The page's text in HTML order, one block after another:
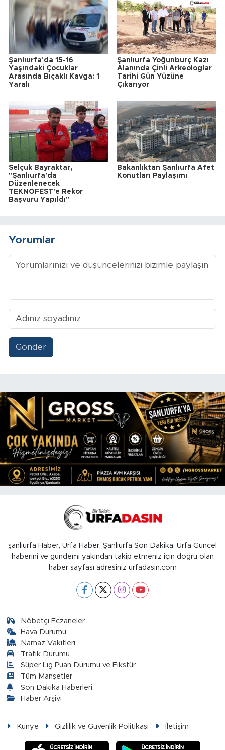
Şanlıurfa'da 15-16
Yaşındaki Çocuklar
Arasında Bıçaklı Kavga: 1
Yaralı
Şanlıurfa Yoğunburç Kazı
Alanında Çinli Arkeologlar
Tarihi Gün Yüzüne
Çıkarıyor
Selçuk Bayraktar,
"Şanlıurfa'da
Düzenlenecek
TEKNOFEST'e Rekor
Başvuru Yapıldı"
Bakanlıktan Şanlıurfa Afet
Konutları Paylaşımı
Yorumlar
Gönder
şanlıurfa Haber, Urfa Haber, Şanlıurfa Son Dakika, Urfa Güncel
haberini ve gündemi yakından takip etmeniz için doğru olan
haber sayfası adresiniz urfadasin.com
Nöbetçi Eczaneler
Hava Durumu
Namaz Vakitleri
Trafik Durumu
Süper Lig Puan Durumu ve Fikstür
Tüm Manşetler
Son Dakika Haberleri
Haber Arşivi
Künye Gizlilik ve Güvenlik Politikası İletişim